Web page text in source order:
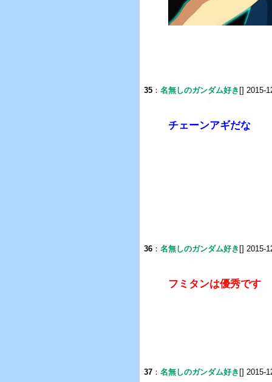
35 ： 名無しのガンダム好き [] 2015-
チェーンアギだな
36 ： 名無しのガンダム好き [] 2015-
フミタンは優秀です
37 ： 名無しのガンダム好き [] 2015-